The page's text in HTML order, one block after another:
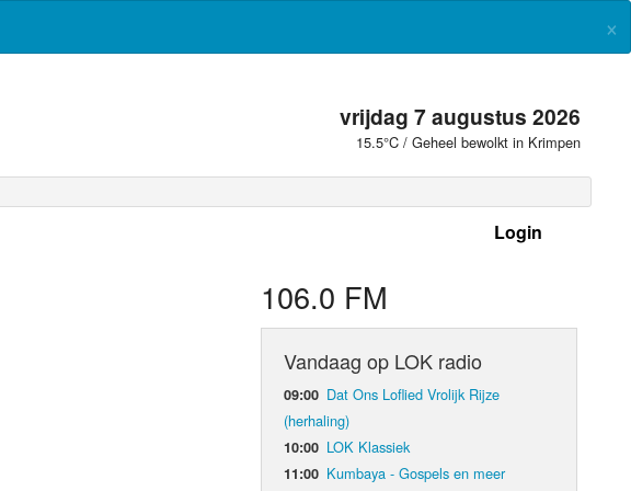
×
vrijdag 7 augustus 2026
15.5°C / Geheel bewolkt in Krimpen
Login
106.0 FM
Vandaag op LOK radio
09:00 Dat Ons Loflied Vrolijk Rijze
(herhaling)
10:00 LOK Klassiek
11:00 Kumbaya - Gospels en meer